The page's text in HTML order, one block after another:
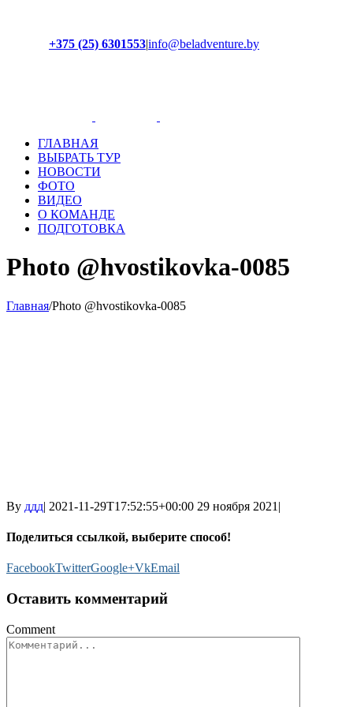
+375 (25) 6301553|info@beladventure.by
ГЛАВНАЯ
ВЫБРАТЬ ТУР
НОВОСТИ
ФОТО
ВИДЕО
О КОМАНДЕ
ПОДГОТОВКА
Photo @hvostikovka-0085
Главная/Photo @hvostikovka-0085
By ддд| 2021-11-29T17:52:55+00:00 29 ноября 2021 |
Поделиться ссылкой, выберите способ!
FacebookTwitterGoogle+VkEmail
Оставить комментарий
Comment